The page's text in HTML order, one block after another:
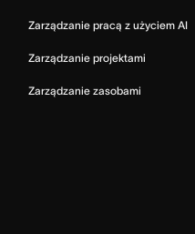
Zarządzanie pracą z użyciem AI
Zarządzanie projektami
Zarządzanie zasobami